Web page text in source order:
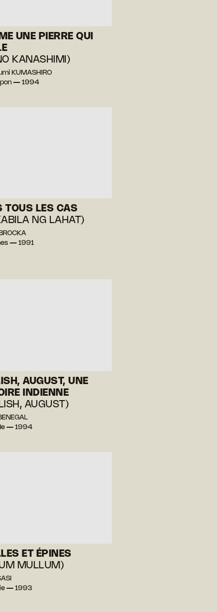
UNE PIERRE QUI
KANASHIMI)
KUMASHIRO
— 1994
TOUS LES CAS
NG LAHAT)
— 1991
AUGUST, UNE
INDIENNE
AUGUST)
— 1994
ET ÉPINES
MULLUM)
— 1993